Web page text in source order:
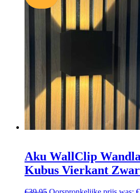
Aku WallClip
Kubus Vierkant